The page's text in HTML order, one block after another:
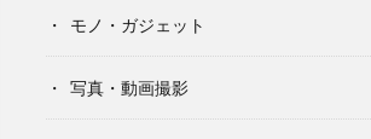
モノ・ガジェット
写真・動画撮影